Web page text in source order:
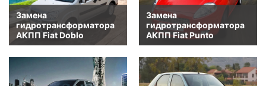
Замена
гидротрансформатора
АКПП Fiat Doblo
Замена
гидротрансформатора
АКПП Fiat Punto